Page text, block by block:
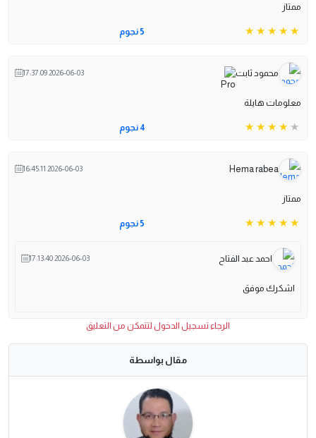
ممتاز
5 نجوم
محمود ثابت 2026-06-03 17:37:09
معلومات هايلة
4 نجوم
Hema rabea
2026-06-03 16:45:11
ممتاز
5 نجوم
احمد عبد الفتاح 2026-06-03 17:13:40
اشكرك موفق
الرجاء تسجيل الدخول لتتمكن من التعليق
مقال بواسطة